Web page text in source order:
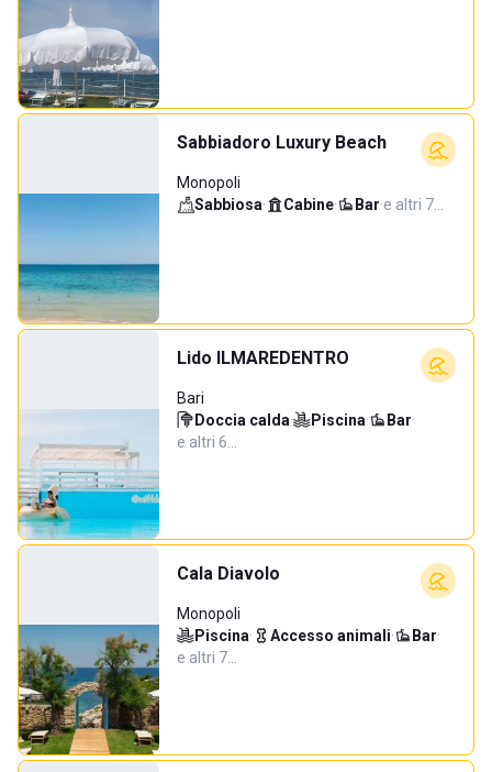
Sabbiadoro Luxury Beach
Monopoli
Sabbiosa· Cabine· Bar·e altri 7…
Lido ILMAREDENTRO
Bari
Doccia calda· Piscina· Bar·
e altri 6…
Cala Diavolo
Monopoli
Piscina· Accesso animali· Bar·
e altri 7…